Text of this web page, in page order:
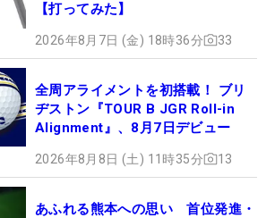
【打ってみた】
2026年8月7日 (金) 18時36分 33
全周アライメントを初搭載！ ブリ
ヂストン『TOUR B JGR Roll-in
Alignment』、8月7日デビュー
2026年8月8日 (土) 11時35分 13
あふれる熊本への思い 首位発進・